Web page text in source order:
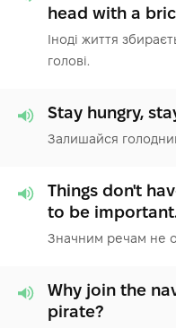
head with a
Іноді життя
голові.
Stay hungry,
Залишайся
Things don't
to be important.
Значним речам не
Why join the
pirate?